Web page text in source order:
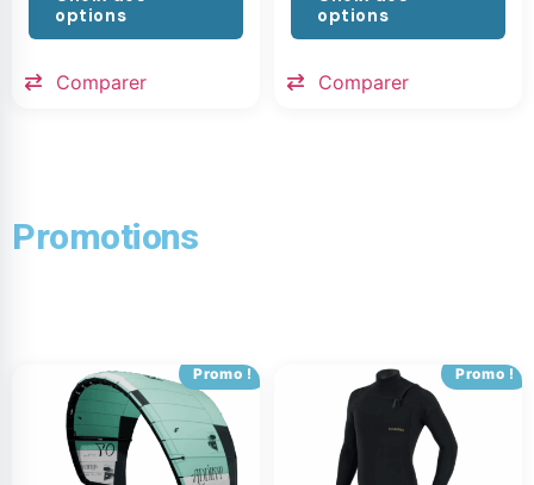
options
Comparer
options
Comparer
Promotions
Promo ! Promo !